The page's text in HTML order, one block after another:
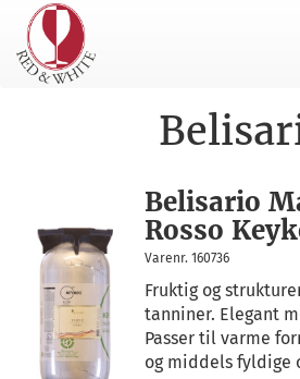
Belisario
Rosso
Varenr. 160736
Fruktig og
tanniner. Elegant
Passer til varme
og middels fyldige